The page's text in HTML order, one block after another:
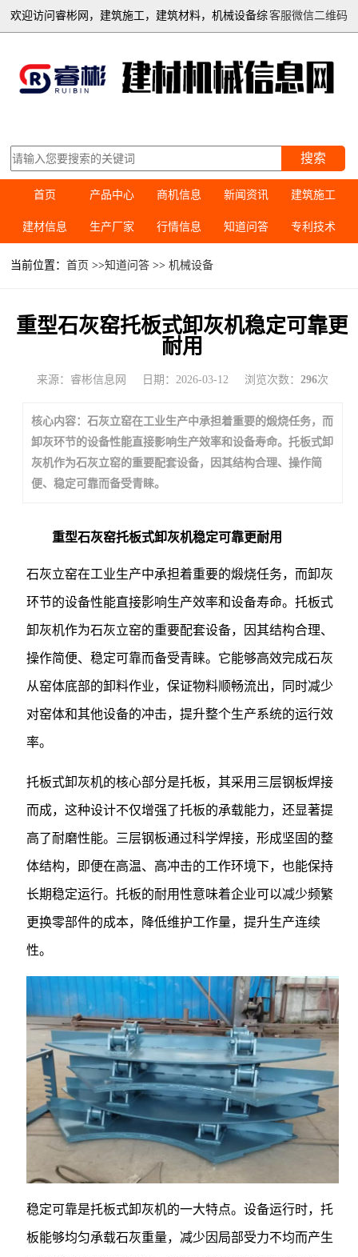
客服微信二维码
欢迎访问睿彬网，建筑施工，建筑材料，机械设备综
搜索
首页 产品中心 商机信息 新闻资讯 建筑施工
建材信息 生产厂家 行情信息 知道问答 专利技术
当前位置：首页 >>知道问答 >>机械设备
重型石灰窑托板式卸灰机稳定可靠更
耐用
来源：睿彬信息网 日期：2026-03-12 浏览次数： 296次
核心内容：石灰立窑在工业生产中承担着重要的煅烧任务，而
卸灰环节的设备性能直接影响生产效率和设备寿命。托板式卸
灰机作为石灰立窑的重要配套设备，因其结构合理、操作简
便、稳定可靠而备受青睐。
重型石灰窑托板式卸灰机稳定可靠更耐用
石灰立窑在工业生产中承担着重要的煅烧任务，而卸灰
环节的设备性能直接影响生产效率和设备寿命。托板式
卸灰机作为石灰立窑的重要配套设备，因其结构合理、
操作简便、稳定可靠而备受青睐。它能够高效完成石灰
从窑体底部的卸料作业，保证物料顺畅流出，同时减少
对窑体和其他设备的冲击，提升整个生产系统的运行效
率。
托板式卸灰机的核心部分是托板，其采用三层钢板焊接
而成，这种设计不仅增强了托板的承载能力，还显著提
高了耐磨性能。三层钢板通过科学焊接，形成坚固的整
体结构，即便在高温、高冲击的工作环境下，也能保持
长期稳定运行。托板的耐用性意味着企业可以减少频繁
更换零部件的成本，降低维护工作量，提升生产连续
性。
稳定可靠是托板式卸灰机的一大特点。设备运行时，托
板能够均匀承载石灰重量，减少因局部受力不均而产生